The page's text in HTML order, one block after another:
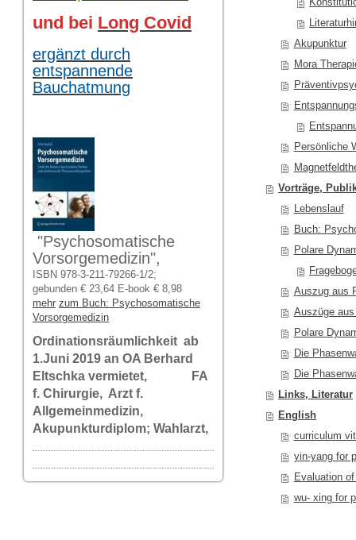
und bei Long Covid
ergänzt durch
entspannende
Bauchatmung
"Psychosomatische
Vorsorgemedizin",
ISBN 978-3-211-79266-1/2;
gebunden € 23,64 E-book € 8,98
mehr zum Buch: Psychosomatische
Vorsorgemedizin
Ordinationsräumlichkeit ab
1.Juni 2019 an OA Berhard
Eltschka vermietet, FA
f. Chirurgie, Arzt f.
Allgemeinmedizin,
Akupunkturdiplom; Wahlarzt,
Akupunktur
Mora
Persönliche
Vorträge,
Lebenslauf
Buch:
Polare
Auszug aus
Auszüge
Polare
Die
Die
Links, Literatur
English
curriculum
yin-yang for
Evaluation
wu- xing for